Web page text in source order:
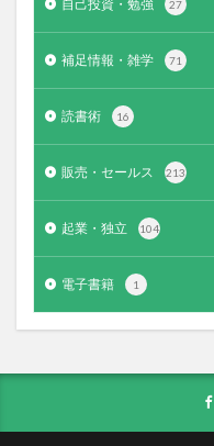
自己投資・勉強 27
補足情報・雑学 71
読書術 16
販売・セールス 213
起業・独立 104
電子書籍 1